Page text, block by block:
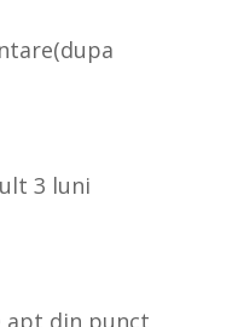
3 luni
apt din punct